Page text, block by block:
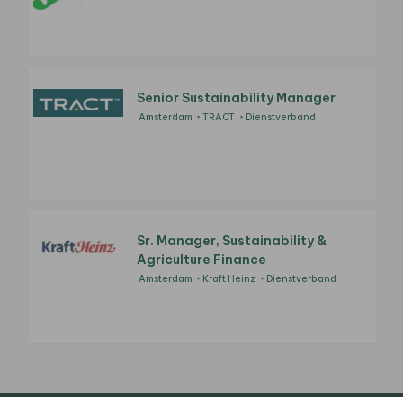
Senior Sustainability Manager
Amsterdam TRACT Dienstverband
Sr. Manager, Sustainability &
Agriculture Finance
Amsterdam Kraft Heinz Dienstverband